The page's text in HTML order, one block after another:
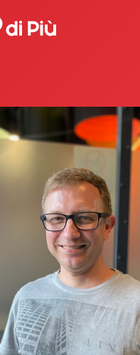
di Più
Club di
Valeria Pilla
Donne
Club di Più
di Cuori
Club di Più